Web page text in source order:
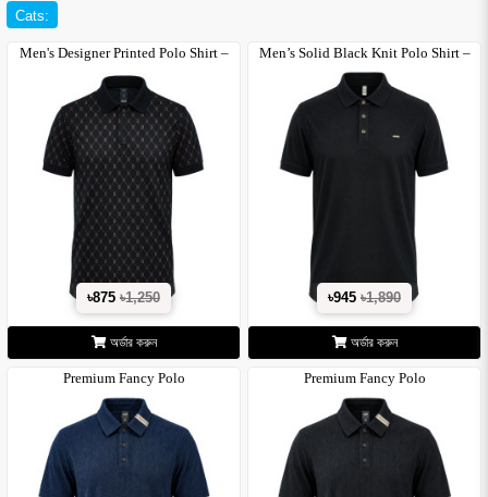
Cats:
Men's Designer Printed Polo Shirt –
Sm..
৳875 ৳1,250
অর্ডার করুন
Men’s Solid Black Knit Polo Shirt –
Cl..
৳945 ৳1,890
অর্ডার করুন
Premium Fancy Polo Premium Fancy Polo